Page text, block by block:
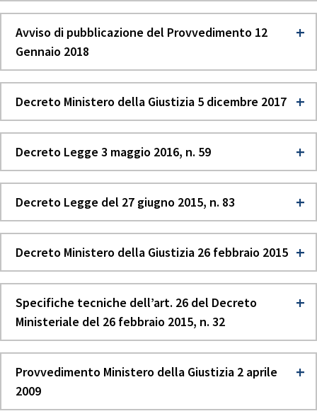
Avviso di pubblicazione del Provvedimento 12
Gennaio 2018
Decreto Ministero della Giustizia 5 dicembre 2017
Decreto Legge 3 maggio 2016, n. 59
Decreto Legge del 27 giugno 2015, n. 83
Decreto Ministero della Giustizia 26 febbraio 2015
Specifiche tecniche dell’art. 26 del Decreto
Ministeriale del 26 febbraio 2015, n. 32
Provvedimento Ministero della Giustizia 2 aprile
2009